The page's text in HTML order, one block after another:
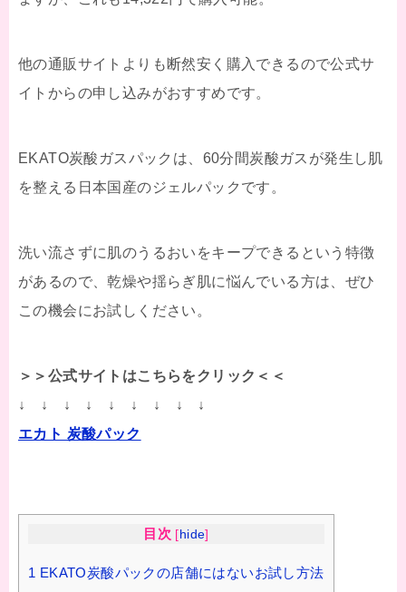
他の通販サイトよりも断然安く購入できるので公式サ
イトからの申し込みがおすすめです。
EKATO炭酸ガスパックは、60分間炭酸ガスが発生し肌
を整える日本国産のジェルパックです。
洗い流さずに肌のうるおいをキープできるという特徴
があるので、乾燥や揺らぎ肌に悩んでいる方は、ぜひ
この機会にお試しください。
＞＞公式サイトはこちらをクリック＜＜
↓ ↓ ↓ ↓ ↓ ↓ ↓ ↓ ↓
エカト 炭酸パック
目次 [ hide]
1 EKATO炭酸パックの店舗にはないお試し方法